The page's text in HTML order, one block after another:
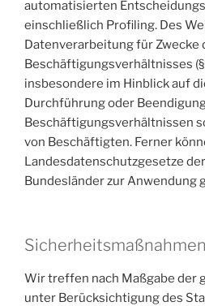
automatisierten
einschließlich Profiling. Des
Datenverarbeitung für Zwecke
Beschäftigungsverhältnisses (§
insbesondere im Hinblick auf
Durchführung oder
Beschäftigungsverhältnissen
von Beschäftigten. Ferner
Landesdatenschutzgesetze
Bundesländer zur Anwendung
Sicherheitsmaßnahmen
Wir treffen nach Maßgabe der
unter Berücksichtigung des